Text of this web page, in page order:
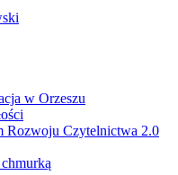
w Orzeszu
Rozwoju Czytelnictwa 2.0